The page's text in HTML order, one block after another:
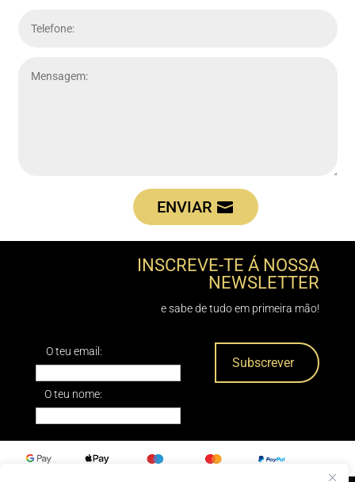
ENVIAR
INSCREVE-TE Á NOSSA
NEWSLETTER
e sabe de tudo em primeira mão!
O teu email:
O teu nome: